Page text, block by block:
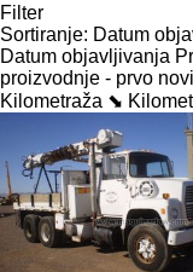
Filter
Sortiranje: Datum
Datum objavljivanja
proizvodnje - prvo novi
Kilometraža ⬊